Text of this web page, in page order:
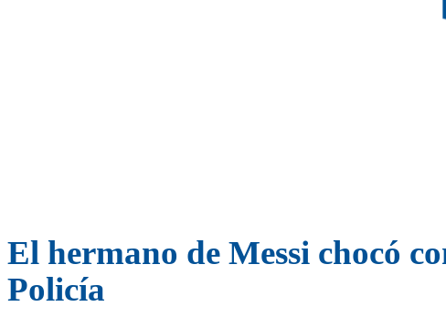
El hermano de Messi chocó
Policía